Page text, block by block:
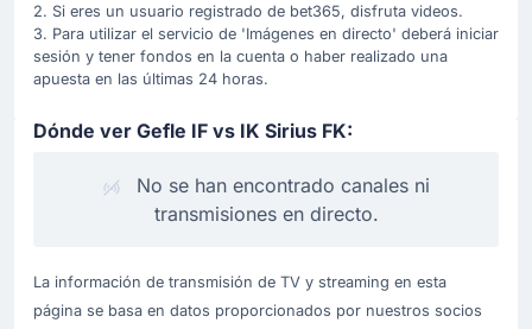
2. Si eres un usuario registrado de bet365, disfruta videos.
3. Para utilizar el servicio de 'Imágenes en directo' deberá iniciar
sesión y tener fondos en la cuenta o haber realizado una
apuesta en las últimas 24 horas.
Dónde ver Gefle IF vs IK Sirius FK:
No se han encontrado canales ni
transmisiones en directo.
La información de transmisión de TV y streaming en esta
página se basa en datos proporcionados por nuestros socios